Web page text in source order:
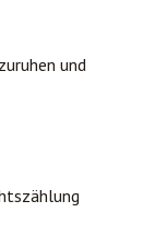
und